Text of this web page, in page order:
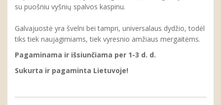
su puošniu vyšnių spalvos kaspinu.
Galvajuostė yra švelni bei tampri, universalaus dydžio, todėl
tiks tiek naujagimiams, tiek vyresnio amžiaus mergaitėms.
Pagaminama ir išsiunčiama per 1-3 d. d.
Sukurta ir pagaminta Lietuvoje!